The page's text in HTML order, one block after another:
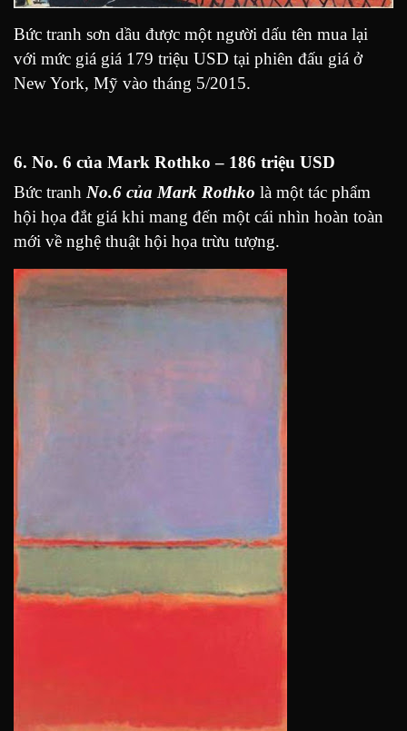
Bức tranh sơn dầu được một người dấu tên mua lại
với mức giá giá 179 triệu USD tại phiên đấu giá ở
New York, Mỹ vào tháng 5/2015.
6. No. 6 của Mark Rothko – 186 triệu USD
Bức tranh No.6 của Mark Rothko là một tác phẩm
hội họa đắt giá khi mang đến một cái nhìn hoàn toàn
mới về nghệ thuật hội họa trừu tượng.